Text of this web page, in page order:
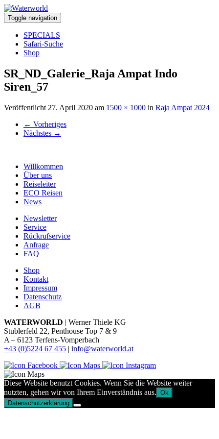
Toggle navigation
SPECIALS
Safari-Suche
Shop
SR_ND_Galerie_Raja Ampat Indo
Siren_57
Veröffentlicht 27. April 2020 am 1500 × 1000 in Raja Ampat 2024
← Vorheriges
Nächstes →
Willkommen
Über uns
Reiseleiter
ECO Reisen
News
Newsletter
Service
Rückrufservice
Anfrage
FAQ
Shop
Kontakt
Impressum
Datenschutz
AGB
WATERWORLD | Werner Thiele KG
Stublerfeld 22, Penthouse Top 7 & 9
A – 6123 Terfens-Vomperbach
+43 (0)5224 67 455 | info@waterworld.at
Diese Website benutzt Cookies. Wenn Sie die Website weiter
nutzten, gehen wir von Ihrem Einverständnis aus. Ok
Datenschutzerklärung